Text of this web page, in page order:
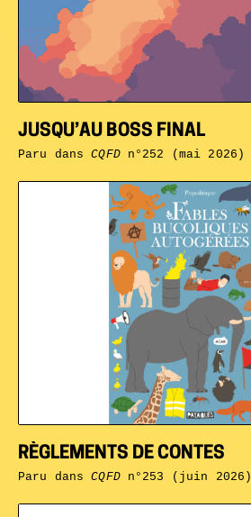
RÈGLEMENTS DE CONTES
Paru dansCQFDn°253 (juin 2026)
JUSQU’AU BOSS FINAL
Paru dansCQFDn°252 (mai 2026)